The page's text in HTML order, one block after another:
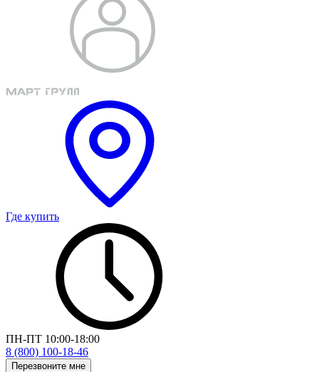
Где купить
ПН-ПТ 10:00-18:00
8 (800) 100-18-46
Перезвоните мне